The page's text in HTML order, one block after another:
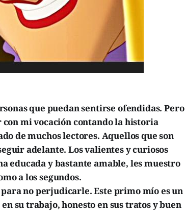
que puedan sentirse ofendidas. Pero
mi vocación contando la historia
de muchos lectores. Aquellos que son
adelante. Los valientes y curiosos
educada y bastante amable, les muestro
a los segundos.
no perjudicarle. Este primo mío es un
su trabajo, honesto en sus tratos y buen